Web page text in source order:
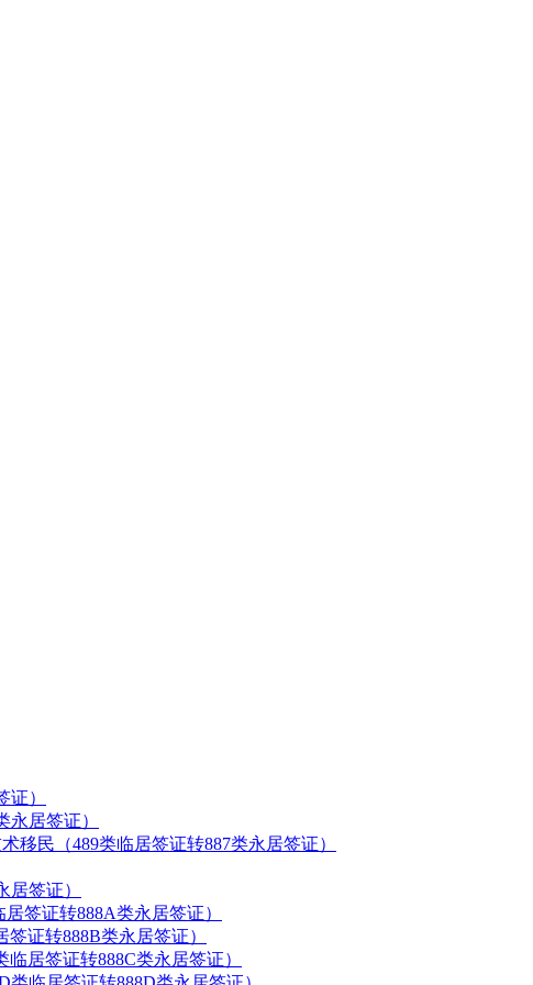
）
永居签证）
移民（489类临居签证转887类永居签证）
居签证）
签证转888A类永居签证）
证转888B类永居签证）
居签证转888C类永居签证）